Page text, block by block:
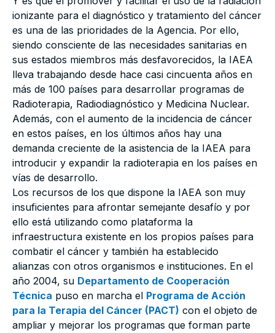
ionizante para el diagnóstico y tratamiento del cáncer
es una de las prioridades de la Agencia. Por ello,
siendo consciente de las necesidades sanitarias en
sus estados miembros más desfavorecidos, la IAEA
lleva trabajando desde hace casi cincuenta años en
más de 100 países para desarrollar programas de
Radioterapia, Radiodiagnóstico y Medicina Nuclear.
Además, con el aumento de la incidencia de cáncer
en estos países, en los últimos años hay una
demanda creciente de la asistencia de la IAEA para
introducir y expandir la radioterapia en los países en
vías de desarrollo.
Los recursos de los que dispone la IAEA son muy
insuficientes para afrontar semejante desafío y por
ello está utilizando como plataforma la
infraestructura existente en los propios países para
combatir el cáncer y también ha establecido
alianzas con otros organismos e instituciones. En el
año 2004, su Departamento de Cooperación
Técnica puso en marcha el Programa de Acción
para la Terapia del Cáncer (PACT) con el objeto de
ampliar y mejorar los programas que forman parte